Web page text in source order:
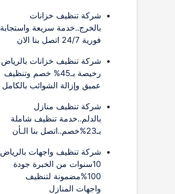
شركة تنظيف خزانات
بالخرج..خدمة سريعة واستجابة
فورية 24/7 اتصل بنا الان
شركة تنظيف خزانات بالرياض
رخيصة بـ45% خصم وتنظيف
عميق وإزالة الشوائب بالكامل
شركة تنظيف منازل
بالدلم..خدمة تنظيف شاملة
بـ23%خصم..اتصل بنا الـأن
شركة تنظيف واجهات بالرياض
10سنوات من الخبرة جودة
100%مضمونة لتنظيف
واجهات المنازل